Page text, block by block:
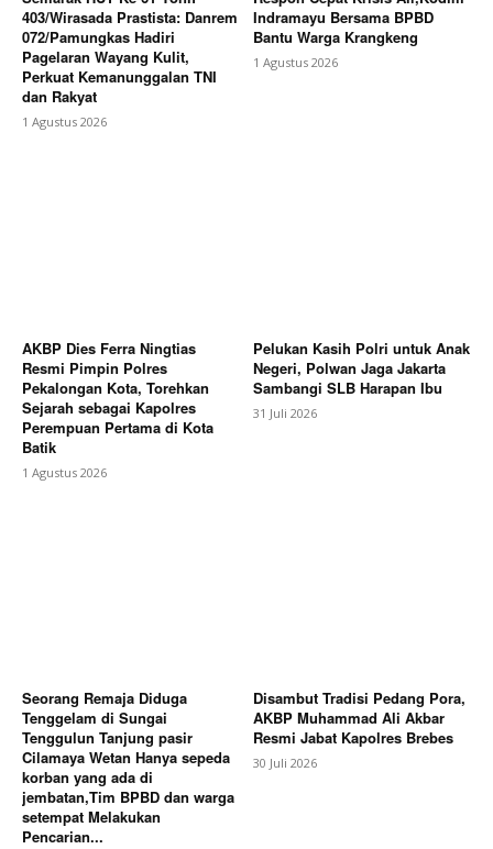
403/Wirasada Prastista: Danrem
072/Pamungkas Hadiri
Pagelaran Wayang Kulit,
Perkuat Kemanunggalan TNI
dan Rakyat
1 Agustus 2026
Indramayu Bersama BPBD
Bantu Warga Krangkeng
1 Agustus 2026
AKBP Dies Ferra Ningtias
Resmi Pimpin Polres
Pekalongan Kota, Torehkan
Sejarah sebagai Kapolres
Perempuan Pertama di Kota
Batik
1 Agustus 2026
Pelukan Kasih Polri untuk Anak
Negeri, Polwan Jaga Jakarta
Sambangi SLB Harapan Ibu
31 Juli 2026
Seorang Remaja Diduga
Tenggelam di Sungai
Tenggulun Tanjung pasir
Cilamaya Wetan Hanya sepeda
korban yang ada di
jembatan,Tim BPBD dan warga
setempat Melakukan
Pencarian...
Disambut Tradisi Pedang Pora,
AKBP Muhammad Ali Akbar
Resmi Jabat Kapolres Brebes
30 Juli 2026